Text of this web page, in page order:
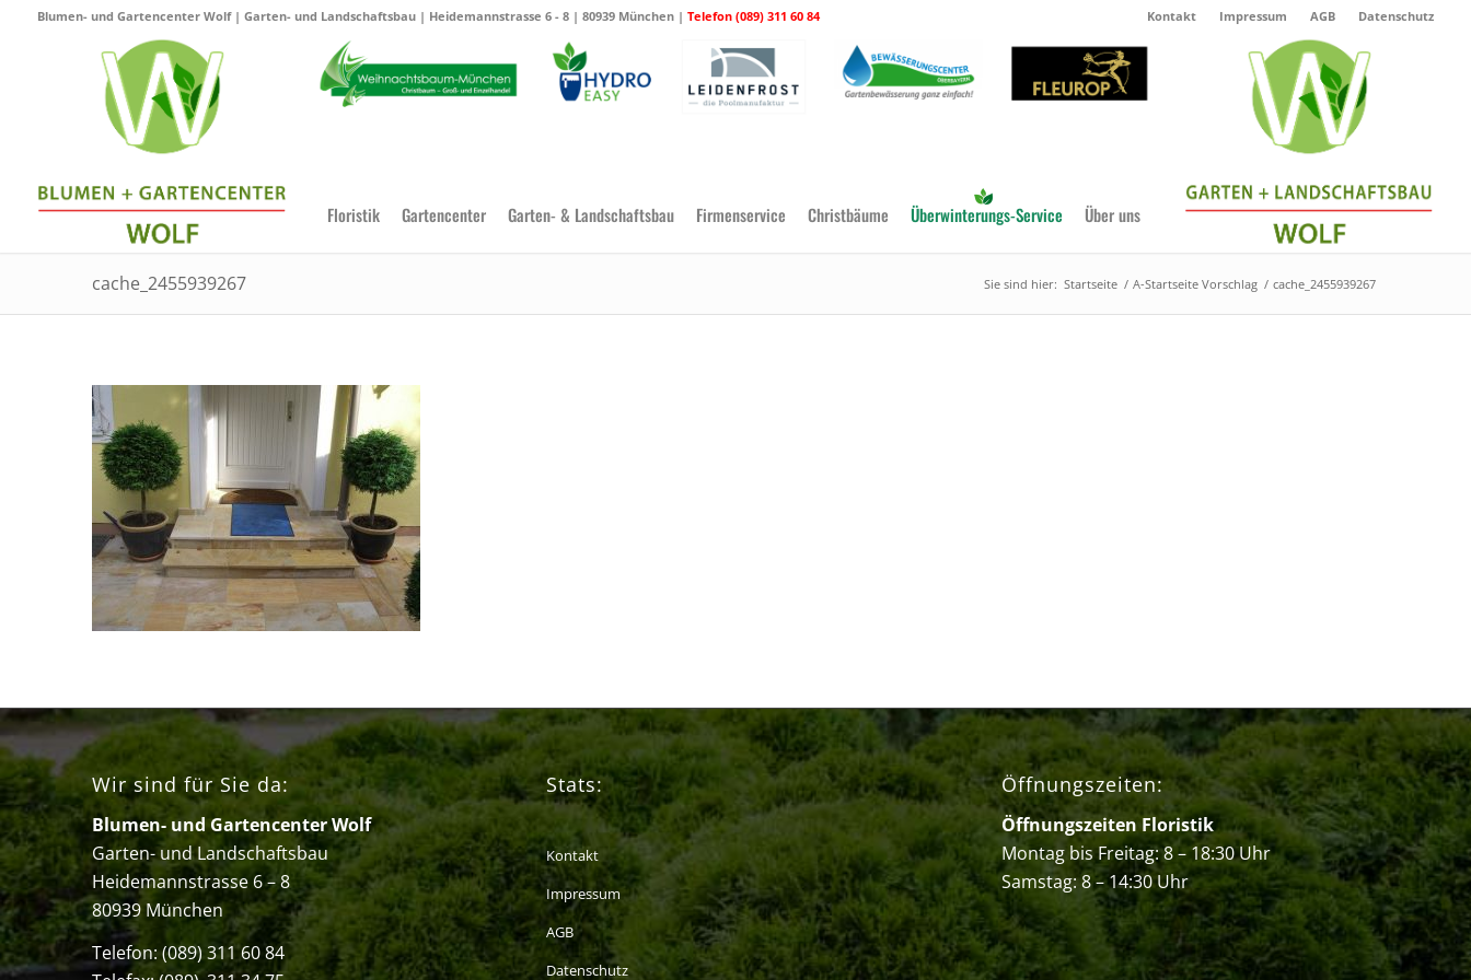
Kontakt Impressum AGB Datenschutz
Blumen- und Gartencenter Wolf | Garten- und Landschaftsbau | Heidemannstrasse 6 - 8 | 80939 München | Telefon (089) 311 60 84
Floristik Gartencenter Garten- & Landschaftsbau Firmenservice Christbäume Überwinterungs-Service Über uns
cache_2455939267 Sie sind hier: Startseite / A-Startseite Vorschlag / cache_2455939267
Wir sind für Sie da:
Blumen- und Gartencenter Wolf
Garten- und Landschaftsbau
Heidemannstrasse 6 – 8
80939 München
Telefon:(089) 311 60 84
Stats:
Kontakt
Impressum
AGB
Datenschutz
Öffnungszeiten:
Öffnungszeiten Floristik
Montag bis Freitag: 8 – 18:30 Uhr
Samstag: 8 – 14:30 Uhr